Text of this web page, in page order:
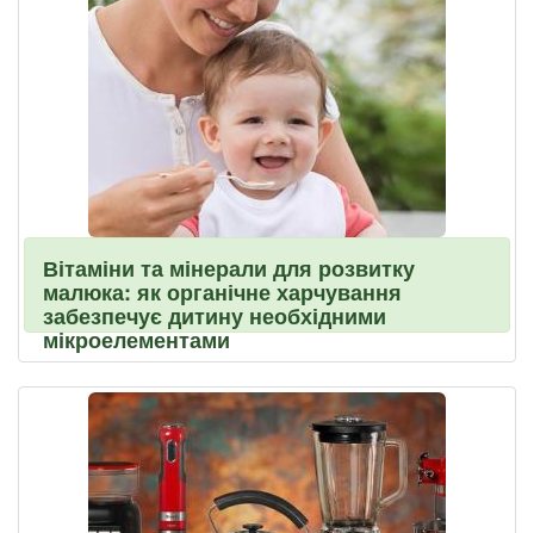
Вітаміни та мінерали для розвитку
малюка: як органічне харчування
забезпечує дитину необхідними
мікроелементами